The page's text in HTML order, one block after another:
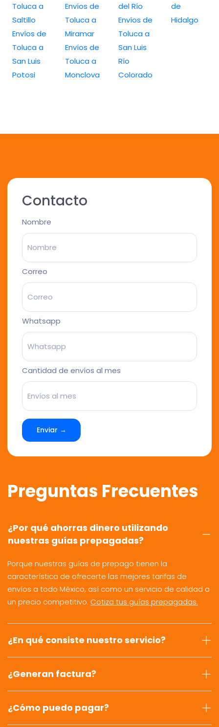
Toluca a
Saltillo
Envíos de
Toluca a
San Luis
Potosi
Envíos de
Toluca a
Miramar
Envíos de
Toluca a
Monclova
del Río
Envíos de
Toluca a
San Luis
Río
Colorado
de
Hidalgo
Contacto
Nombre
Correo
Whatsapp
Cantidad de envíos al mes
Enviar →
Preguntas Frecuentes
¿Por qué ahorras dinero utilizando
nuestras guías prepagadas?
Porque nuestras guías de prepago tienen la
característica de ofrecerte las mejores tarifas de
envíos a todo México, así como un servicio de calidad a
un precio competitivo. Cotiza tus guías prepagadas.
¿En qué consiste nuestro servicio?
¿Generan factura?
¿Cómo puedo pagar?